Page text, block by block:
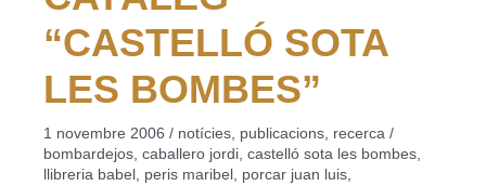
“CASTELLÓ SOTA
LES BOMBES”
1 novembre 2006 / notícies, publicacions, recerca /
bombardejos, caballero jordi, castelló sota les bombes,
llibreria babel , peris maribel , porcar juan luis,